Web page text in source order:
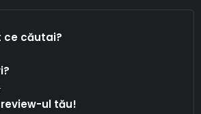
ce căutai?
ul tău!